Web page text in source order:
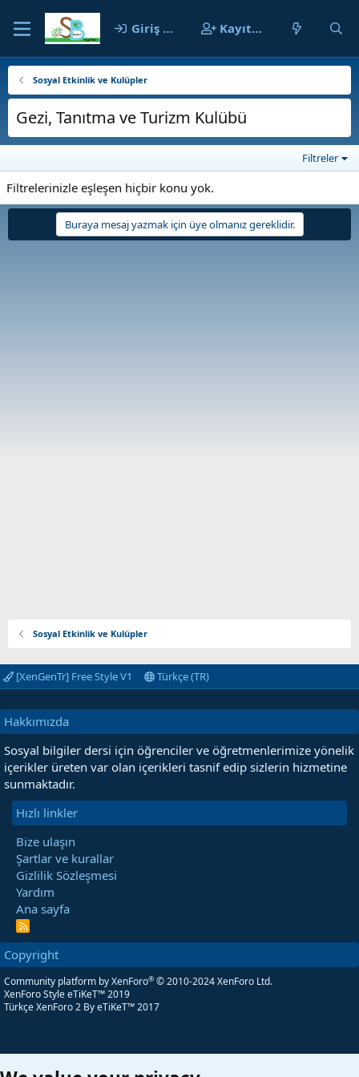
Giriş yap Kayıt ol
Sosyal Etkinlik ve Kulüpler
Gezi, Tanıtma ve Turizm Kulübü
Filtreler
Filtrelerinizle eşleşen hiçbir konu yok.
Buraya mesaj yazmak için üye olmanız gereklidir.
Sosyal Etkinlik ve Kulüpler
[XenGenTr] Free Style V1 Türkçe (TR)
Hakkımızda
Sosyal bilgiler dersi için öğrenciler ve öğretmenlerimize yönelik
içerikler üreten var olan içerikleri tasnif edip sizlerin hizmetine
sunmaktadır.
Hızlı linkler
Bize ulaşın
Şartlar ve kurallar
Gizlilik Sözleşmesi
Yardım
Ana sayfa
R
S
Copyright
Community platform by XenForo® © 2010-2024 XenForo Ltd.
XenForo Style eTiKeT™ 2019
Türkçe XenForo 2 By eTiKeT™ 2017